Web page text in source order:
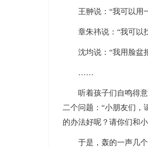
王翀说：“我可以用一
章朱祎说：“我可以找
沈均说：“我用脸盆
……
听着孩子们自鸣得意
二个问题：“小朋友们
的办法好呢？请你们和
于是，轰的一声几个